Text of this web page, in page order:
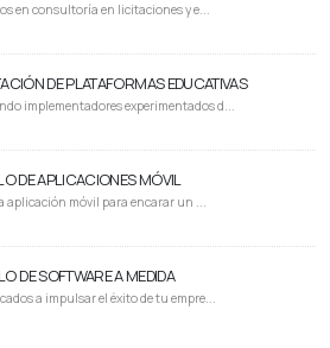
en consultoría en licitaciones y e...
DE PLATAFORMAS EDUCATIVAS
implementadores experimentados d...
DE APLICACIONES MÓVIL
aplicación móvil para encarar un ...
DE SOFTWARE A MEDIDA
a impulsar el éxito de tu empre...